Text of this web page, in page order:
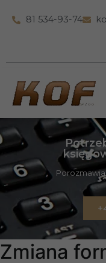
81 534-93-74
Zmiana